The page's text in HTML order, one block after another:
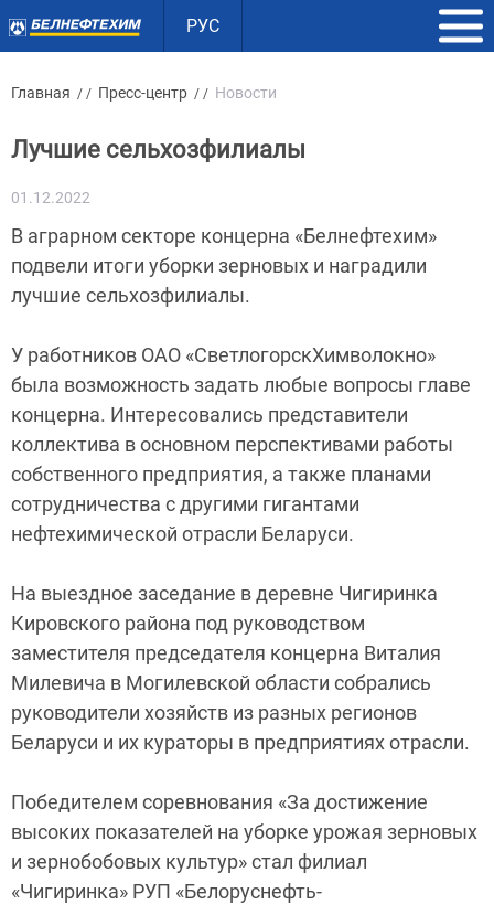
РУС
Главная / / Пресс-центр / / Новости
Лучшие сельхозфилиалы
01.12.2022
В аграрном секторе концерна «Белнефтехим»
подвели итоги уборки зерновых и наградили
лучшие сельхозфилиалы.
У работников ОАО «СветлогорскХимволокно»
была возможность задать любые вопросы главе
концерна. Интересовались представители
коллектива в основном перспективами работы
собственного предприятия, а также планами
сотрудничества с другими гигантами
нефтехимической отрасли Беларуси.
На выездное заседание в деревне Чигиринка
Кировского района под руководством
заместителя председателя концерна Виталия
Милевича в Могилевской области собрались
руководители хозяйств из разных регионов
Беларуси и их кураторы в предприятиях отрасли.
Победителем соревнования «За достижение
высоких показателей на уборке урожая зерновых
и зернобобовых культур» стал филиал
«Чигиринка» РУП «Белоруснефть-